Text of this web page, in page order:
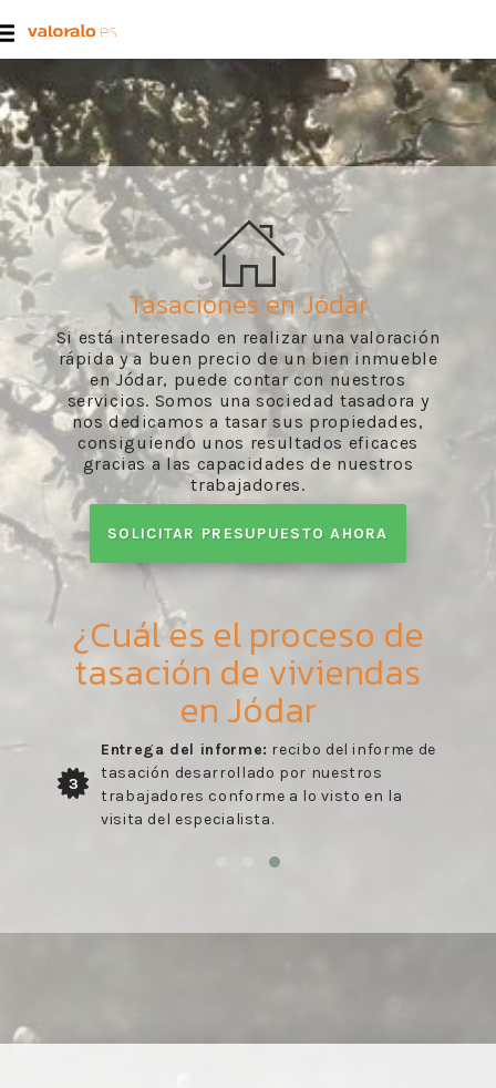
Tasaciones en Jódar
Si está interesado en realizar una valoración
rápida y a buen precio de un bien inmueble
en Jódar, puede contar con nuestros
servicios. Somos una sociedad tasadora y
nos dedicamos a tasar sus propiedades,
consiguiendo unos resultados eficaces
gracias a las capacidades de nuestros
trabajadores.
SOLICITAR PRESUPUESTO AHORA
¿Cuál es el proceso de
tasación de viviendas
en Jódar
3
Entrega del informe: recibo del informe de
tasación desarrollado por nuestros
trabajadores conforme a lo visto en la
visita del especialista.